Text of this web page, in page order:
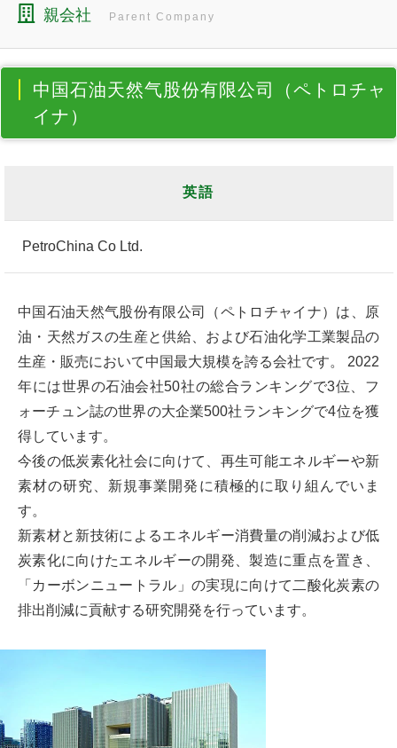
親会社 Parent Company
中国石油天然气股份有限公司（ペトロチャ
イナ）
英語
PetroChina Co Ltd.
中国石油天然气股份有限公司（ペトロチャイナ）は、原
油・天然ガスの生産と供給、および石油化学工業製品の
生産・販売において中国最大規模を誇る会社です。 2022
年には世界の石油会社50社の総合ランキングで3位、フ
ォーチュン誌の世界の大企業500社ランキングで4位を獲
得しています。
今後の低炭素化社会に向けて、再生可能エネルギーや新
素材の研究、新規事業開発に積極的に取り組んでいま
す。
新素材と新技術によるエネルギー消費量の削減および低
炭素化に向けたエネルギーの開発、製造に重点を置き、
「カーボンニュートラル」の実現に向けて二酸化炭素の
排出削減に貢献する研究開発を行っています。